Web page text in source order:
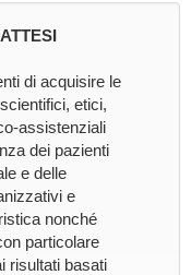
di acquisire le
etici,
assistenziali
dei pazienti
e delle
e
nonché
particolare
risultati basati